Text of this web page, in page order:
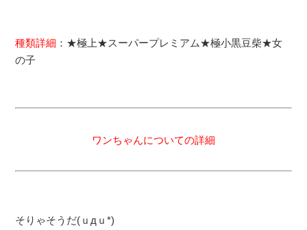
種類詳細 ：★極上★スーパープレミアム★極小黒豆柴★女
の子
ワンちゃんについての詳細
そりゃそうだ(ｕдｕ*)